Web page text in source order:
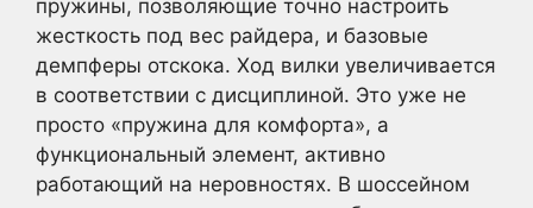
пружины, позволяющие точно настроить
жесткость под вес райдера, и базовые
демпферы отскока. Ход вилки увеличивается
в соответствии с дисциплиной. Это уже не
просто «пружина для комфорта», а
функциональный элемент, активно
работающий на неровностях. В шоссейном